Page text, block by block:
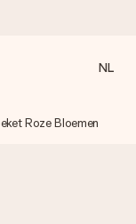
dat het
NL
Roze Bloemen